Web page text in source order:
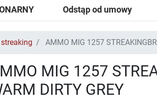
Odstąp od umowy
streaking AMMO MIG 1257
MIG 1257
DIRTY GREY